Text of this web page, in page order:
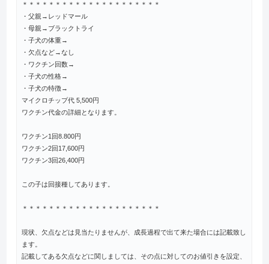
＊＊＊＊＊＊＊＊＊＊＊＊＊＊＊＊＊＊＊＊＊
・父親→レッドマール
・母親→ブラックトライ
・子犬の体重→
・欠点など→なし
・ワクチン回数→
・子犬の性格→
・子犬の特徴→
マイクロチップ代 5,500円
ワクチン代金の詳細となります。
ワクチン1回8.800円
ワクチン2回17,600円
ワクチン3回26,400円
この子は回接種してあります。
＊＊＊＊＊＊＊＊＊＊＊＊＊＊＊＊＊＊＊＊＊
現状、欠点などは見当たりませんが、成長過程で出て来た場合には記載致し
ます。
記載してある欠点などに関しましては、その点に対してのお値引きを設定、